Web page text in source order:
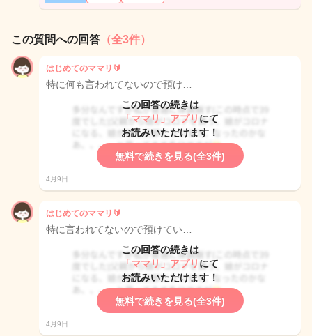
この質問への回答 （全3件）
はじめてのママリ🔰
特に何も言われてないので預け…
この回答の続きは
「ママリ」アプリ にて
お読みいただけます！
無料で続きを見る(全3件)
4月9日
はじめてのママリ🔰
特に言われてないので預けてい…
この回答の続きは
「ママリ」アプリ にて
お読みいただけます！
無料で続きを見る(全3件)
4月9日